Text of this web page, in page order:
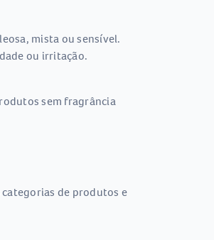
mista ou sensível.
ou irritação.
sem fragrância
categorias de produtos e